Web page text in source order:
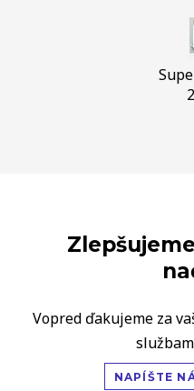
Vopred ďakujeme za
NAPÍŠTE